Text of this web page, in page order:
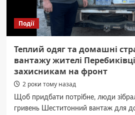
поліції
Події
Теплий одяг та домашні
вантажу жителі
захисникам на фронт
2 роки тому назад
Щоб придбати потрібне, люди
гривень Шеститонний вантаж для